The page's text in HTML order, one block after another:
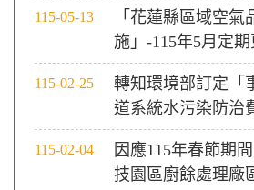
115-05-13
「花蓮縣區域空
施」-115年5月定
115-02-25
轉知環境部訂定「
道系統水污染防治
115-02-04
因應115年春節期
技園區廚餘處理廠